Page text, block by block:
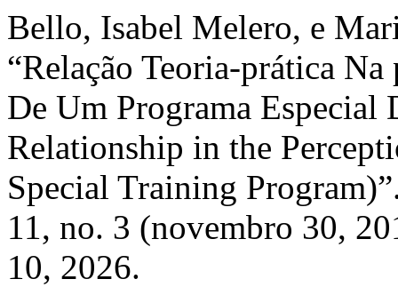
Bello, Isabel Melero, e
“Relação Teoria-prática
De Um Programa Especial
Relationship in the
Special Training
11, no. 3 (novembro 30,
10, 2026.